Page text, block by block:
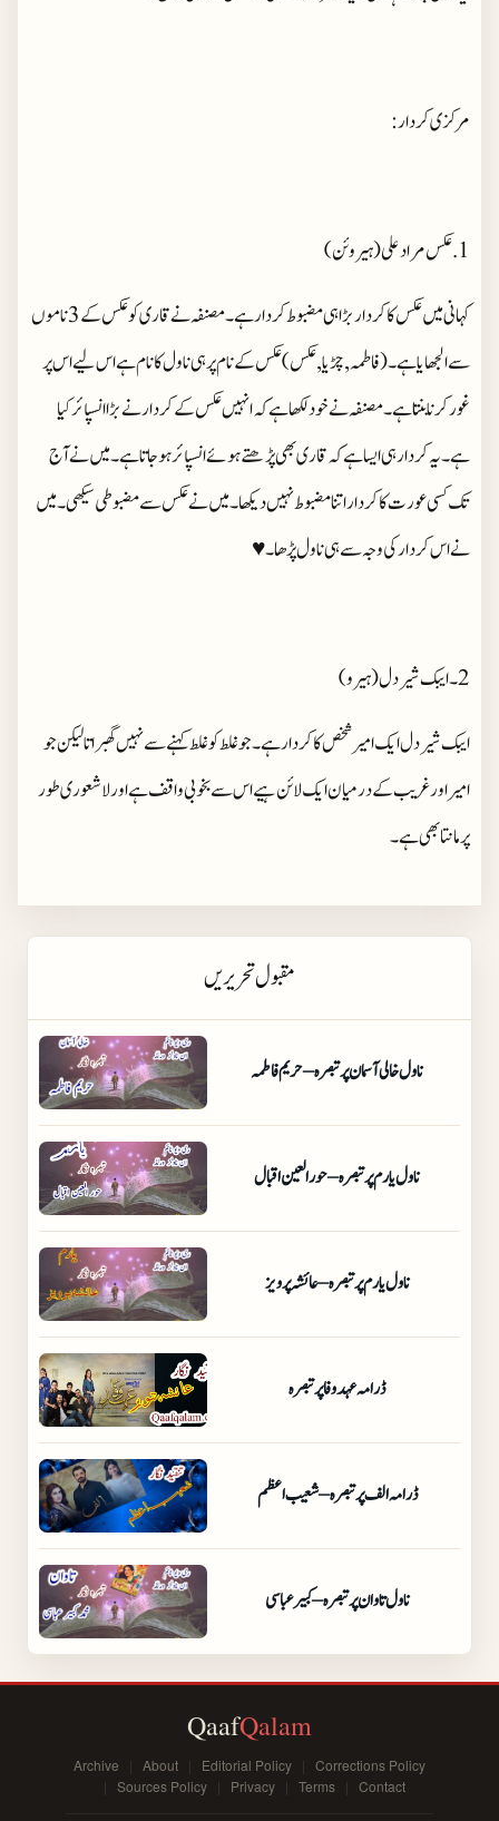
مرکزی کردار:
1.عکس مراد علی(ہیروئن)
کہانی میں عکس کا کردار بڑا ہی مضبوط کردار ہے۔مصنفہ نے قاری کو عکس کے 3 ناموں
سے الجھایا ہے ۔(فاطمہ,چڑیا, عکس) عکس کے نام پر ہی ناول کا نام ہے اس لیے اس پر
غور کرنا بنتا ہے۔مصنفہ نے خود لکھا ہے کہ انہیں عکس کے کردار نے بڑا انسپائر کیا
ہے۔یہ کردار ہی ایسا ہے کہ قاری بھی پڑھتے ہوئے انسپائر ہوجاتا ہے۔میں نے آج
تک کسی عورت کا کردار اتنا مضبوط نہیں دیکھا۔میں نے عکس سے مضبوطی سیکھی۔میں
نے اس کردار کی وجہ سے ہی ناول پڑھا۔♥️
ایبک شیردل ایک امیر شخص کا کردار ہے۔جو غلط کو غلط کہنے سے نہیں گھبراتا لیکن جو
امیر اور غریب کے درمیان ایک لائن ہیے اس سے بخوبی واقف ہے اور لاشعوری طور
پر مانتا بھی ہے۔
مقبول تحریریں
ناول خالی آسمان پر تبصرہ – حریم فاطمہ
ناول یارم پر تبصرہ – حورالعین اقبال
ناول یارم پر تبصرہ – عائشہ پرویز
ڈرامہ عہد وفا پر تبصرہ
ڈرامہ الف پر تبصرہ – شعیب اعظم
ناول تاوان پر تبصرہ – کبیر عباسی
QaafQalam
Archive About Editorial Policy
Corrections Policy
Sources Policy
Privacy Terms Contact